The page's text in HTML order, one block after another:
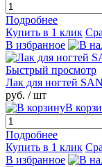
Подробнее
Купить в 1 клик
В избранное
Быстрый просмотр
Лак для ногтей
руб. / шт
В
Подробнее
Купить в 1 клик
В избранное